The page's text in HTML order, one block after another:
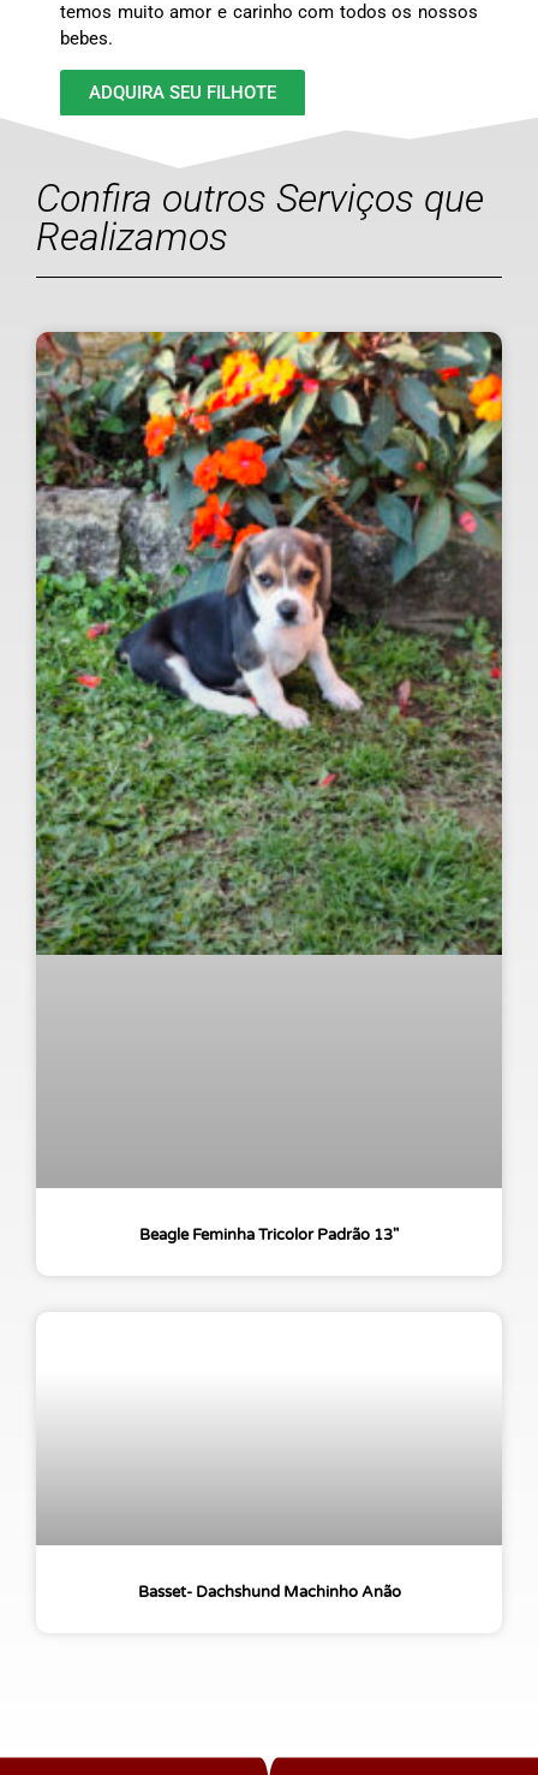
temos muito amor e carinho com todos os nossos
bebes.
ADQUIRA SEU FILHOTE
Confira outros Serviços que
Realizamos
Beagle Feminha Tricolor Padrão 13″
Basset- Dachshund Machinho Anão